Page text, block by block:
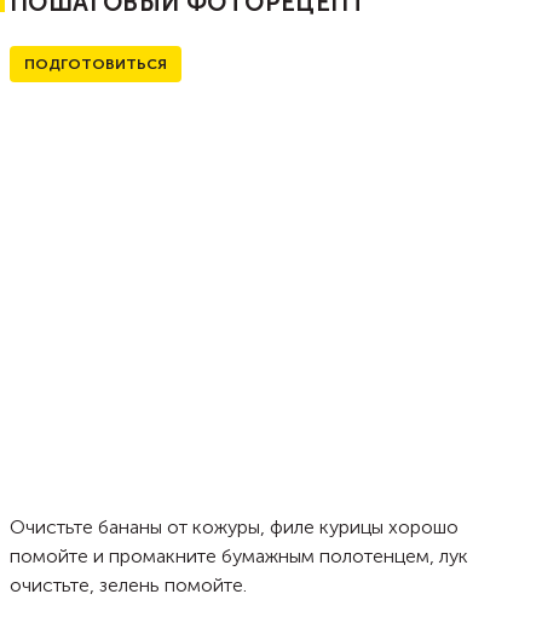
ПОДГОТОВИТЬСЯ
Очистьте бананы от кожуры, филе курицы хорошо
помойте и промакните бумажным полотенцем, лук
очистьте, зелень помойте.